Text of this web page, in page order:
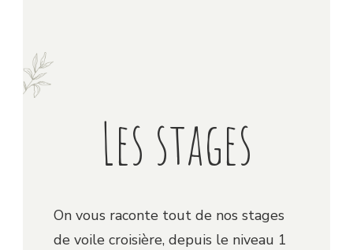
Les stages
On vous raconte tout de nos stages
de voile croisière, depuis le niveau 1